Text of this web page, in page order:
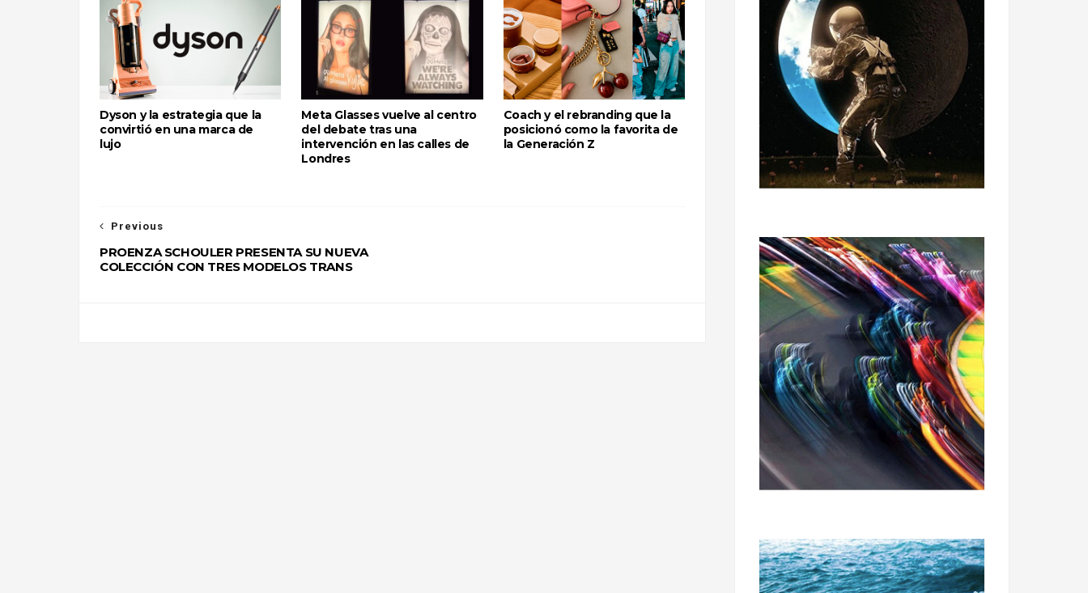
Dyson y la estrategia que la
convirtió en una marca de
lujo
Meta Glasses vuelve al centro
del debate tras una
intervención en las calles de
Londres
Coach y el rebranding que la
posicionó como la favorita de
la Generación Z
Previous
PROENZA SCHOULER PRESENTA SU NUEVA
COLECCIÓN CON TRES MODELOS TRANS